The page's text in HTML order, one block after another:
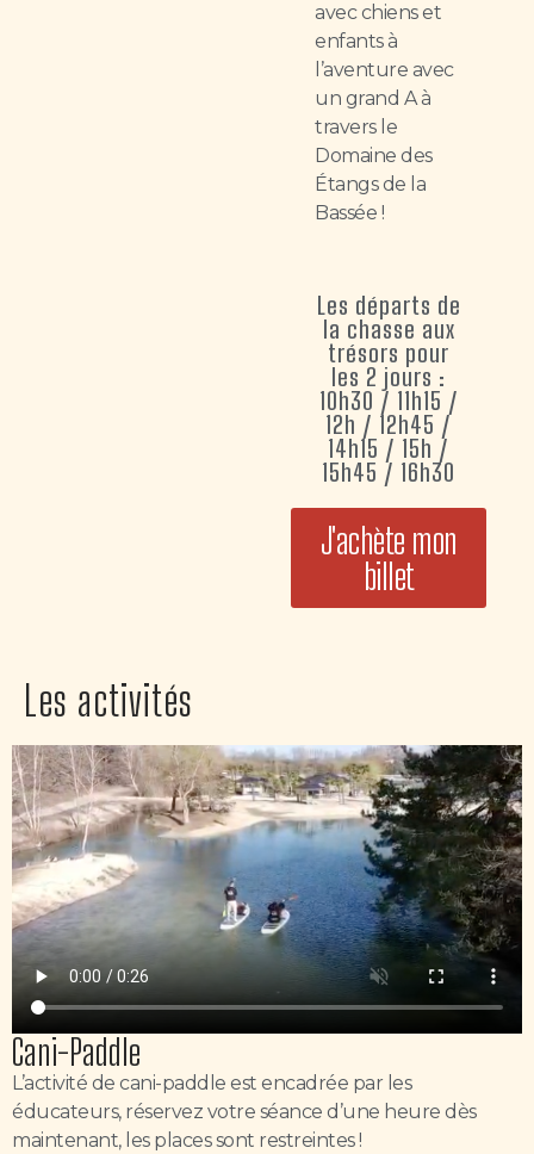
avec chiens et
enfants à
l’aventure avec
un grand A à
travers le
Domaine des
Étangs de la
Bassée !
Les départs de
la chasse aux
trésors pour
les 2 jours :
10h30 / 11h15 /
12h / 12h45 /
14h15 / 15h /
15h45 / 16h30
J'achète mon
billet
Les activités
Cani-Paddle
L’activité de cani-paddle est encadrée par les
éducateurs, réservez votre séance d’une heure dès
maintenant, les places sont restreintes !